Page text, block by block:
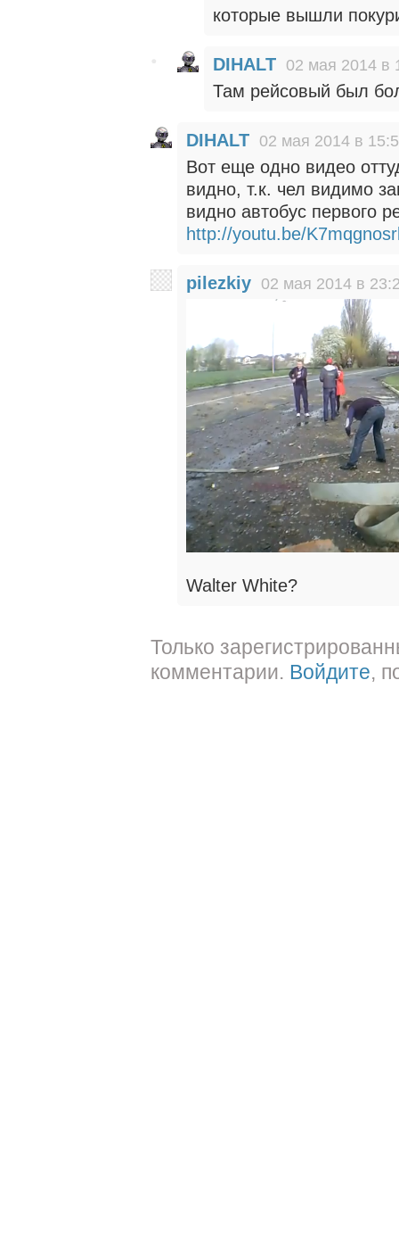
которые вышли
DIHALT 02 мая 2014 в
Там рейсовый был
DIHALT 02 мая 2014 в
Вот еще одно видео
видно, т.к. чел видимо
видно автобус первого
http://youtu.be/
pilezkiy 02 мая 2014 в
Walter White?
Только
комментарии. Войдите,